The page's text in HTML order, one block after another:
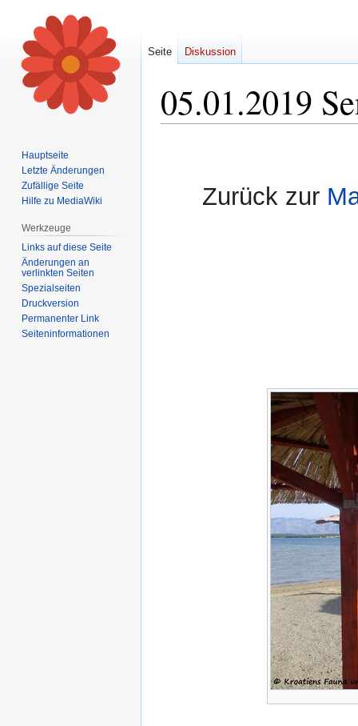
05.01.2019
Zurück zur
Seite Diskussion
Hauptseite
Letzte Änderungen
Zufällige Seite
Hilfe zu MediaWiki
Werkzeuge
Links auf diese Seite
Änderungen an
verlinkten Seiten
Spezialseiten
Druckversion
Permanenter Link
Seiten­informationen